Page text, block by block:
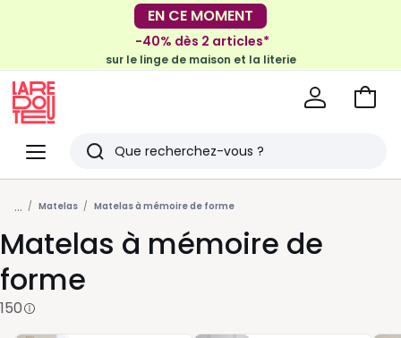
EN CE MOMENT
-30€ tous les 100€*
sur le meuble & la déco
-40% dès 2 articles*
sur le linge de maison et la literie
Menu
Redoute
Rechercher
Derniers
articles
vus
Voir
... Matelas Matelas à mémoire de forme
Matelas à mémoire de
forme
150